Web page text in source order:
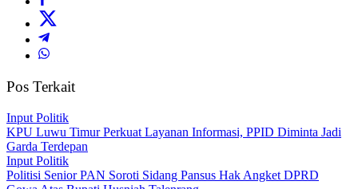
Pos Terkait
Input Politik
KPU Luwu Timur Perkuat Layanan Informasi, PPID Diminta Jadi
Garda Terdepan
Input Politik
Politisi Senior PAN Soroti Sidang Pansus Hak Angket DPRD